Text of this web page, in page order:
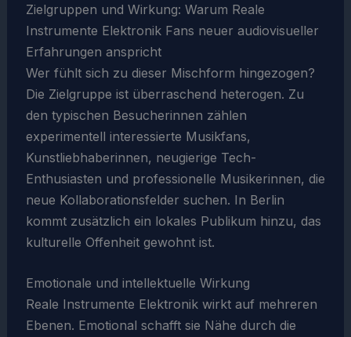
Zielgruppen und Wirkung: Warum Reale
Instrumente Elektronik Fans neuer audiovisueller
Erfahrungen anspricht
Wer fühlt sich zu dieser Mischform hingezogen?
Die Zielgruppe ist überraschend heterogen. Zu
den typischen Besucherinnen zählen
experimentell interessierte Musikfans,
Kunstliebhaberinnen, neugierige Tech-
Enthusiasten und professionelle Musikerinnen, die
neue Kollaborationsfelder suchen. In Berlin
kommt zusätzlich ein lokales Publikum hinzu, das
kulturelle Offenheit gewohnt ist.
Emotionale und intellektuelle Wirkung
Reale Instrumente Elektronik wirkt auf mehreren
Ebenen. Emotional schafft sie Nähe durch die